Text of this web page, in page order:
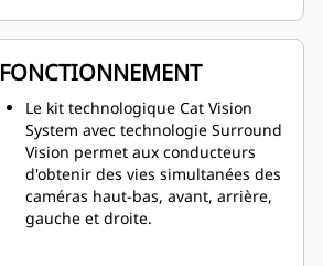
Les caméras permettent de
réduire le personnel au sol, ce qui
diminue les coûts de main
d'œuvre.​​
L'affichage en cabine permet aux
conducteurs de voir aisément de
tous les côtés de leur cabine sans
avoir à se contorsionner, ce qui
accroît le confort et la productivité.
Évitez les infractions qui
FONCTIONNEMENT
Le kit technologique Cat Vision
System avec technologie Surround
Vision permet aux conducteurs
d'obtenir des vies simultanées des
caméras haut-bas, avant, arrière,
gauche et droite.​